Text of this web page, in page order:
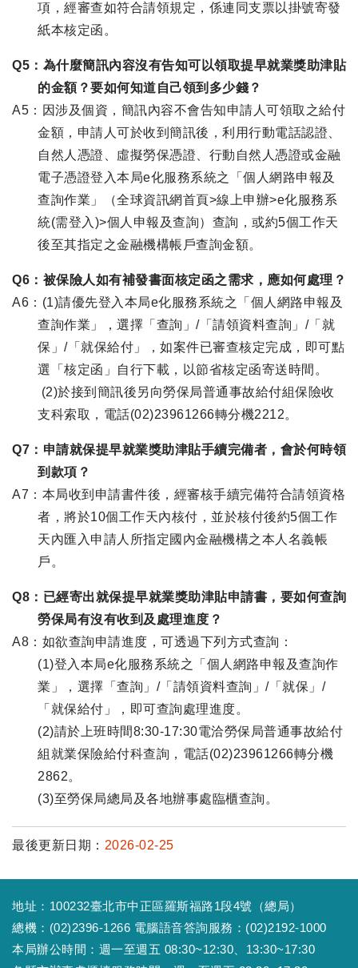
項，經審查如符合請領規定，係連同支票以掛號寄發
紙本核定函。
Q5：為什麼簡訊內容沒有告知可以領取提早就業獎助津貼
的金額？要如何知道自己領到多少錢？
A5：因涉及個資，簡訊內容不會告知申請人可領取之給付
金額，申請人可於收到簡訊後，利用行動電話認證、
自然人憑證、虛擬勞保憑證、行動自然人憑證或金融
電子憑證登入本局e化服務系統之「個人網路申報及
查詢作業」（全球資訊網首頁>線上申辦>e化服務系
統(需登入)>個人申報及查詢）查詢，或約5個工作天
後至其指定之金融機構帳戶查詢金額。
Q6：被保險人如有補發書面核定函之需求，應如何處理？
A6：(1)請優先登入本局e化服務系統之「個人網路申報及
查詢作業」，選擇「查詢」/「請領資料查詢」/「就
保」/「就保給付」，如案件已審查核定完成，即可點
選「核定函」自行下載，以節省核定函寄送時間。
(2)於接到簡訊後另向勞保局普通事故給付組保險收
支科索取，電話(02)23961266轉分機2212。
Q7：申請就保提早就業獎助津貼手續完備者，會於何時領
到款項？
A7：本局收到申請書件後，經審核手續完備符合請領資格
者，將於10個工作天內核付，並於核付後約5個工作
天內匯入申請人所指定國內金融機構之本人名義帳
戶。
Q8：已經寄出就保提早就業獎助津貼申請書，要如何查詢
勞保局有沒有收到及處理進度？
A8：如欲查詢申請進度，可透過下列方式查詢：
(1)登入本局e化服務系統之「個人網路申報及查詢作
業」，選擇「查詢」/「請領資料查詢」/「就保」/
「就保給付」，即可查詢處理進度。
(2)請於上班時間8:30-17:30電洽勞保局普通事故給付
組就業保險給付科查詢，電話(02)23961266轉分機
2862。
(3)至勞保局總局及各地辦事處臨櫃查詢。
最後更新日期： 2026-02-25
地址：100232臺北市中正區羅斯福路1段4號（總局）
總機：(02)2396-1266 電腦語音答詢服務：(02)2192-1000
本局辦公時間：週一至週五 08:30~12:30、13:30~17:30